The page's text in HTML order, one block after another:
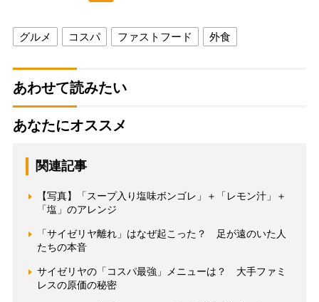
グルメ コスパ ファストフード 外食
あわせて読みたい
あなたにオススメ
関連記事
【写真】「スープ入り塩味ボンゴレ」＋「レモン汁」＋
「塩」のアレンジ
「サイゼリヤ離れ」はなぜ起こった？ 足が遠のいた人
たちの本音
サイゼリヤの「コスパ最強」メニューは？ 大手ファミ
レスの原価の秘密